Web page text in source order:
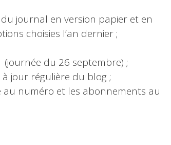
journal en version papier et en
choisies l’an dernier ;
du 26 septembre) ;
jour régulière du blog ;
au numéro et les abonnements au